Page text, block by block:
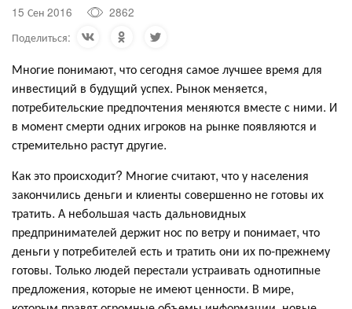
15 Сен 2016
2862
Поделиться:
Многие понимают, что сегодня самое лучшее время для
инвестиций в будущий успех. Рынок меняется,
потребительские предпочтения меняются вместе с ними. И
в момент смерти одних игроков на рынке появляются и
стремительно растут другие.
Как это происходит? Многие считают, что у населения
закончились деньги и клиенты совершенно не готовы их
тратить. А небольшая часть дальновидных
предпринимателей держит нос по ветру и понимает, что
деньги у потребителей есть и тратить они их по-прежнему
готовы. Только людей перестали устраивать однотипные
предложения, которые не имеют ценности. В мире,